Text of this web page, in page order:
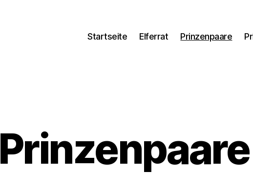
Startseite Elferrat Prinzenpaare
Prinzenpaare